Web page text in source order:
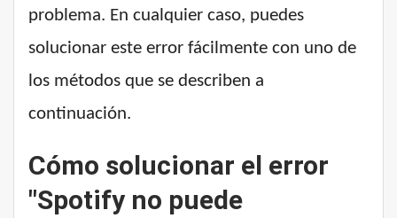
problema. En cualquier caso, puedes
solucionar este error fácilmente con uno de
los métodos que se describen a
continuación.
Cómo solucionar el error
"Spotify no puede